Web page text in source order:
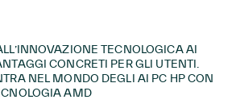
TECNOLOGICA AI
CONCRETI PER GLI UTENTI.
NEL MONDO DEGLI AI PC HP CON
AMD